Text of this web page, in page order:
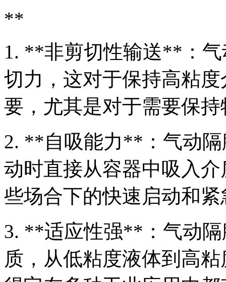
**
1. **非剪切性输送**：
切力，这对于保持高粘
要，尤其是对于需要保
2. **自吸能力**：气动
动时直接从容器中吸入
些场合下的快速启动和
3. **适应性强**：气动
质，从低粘度液体到高